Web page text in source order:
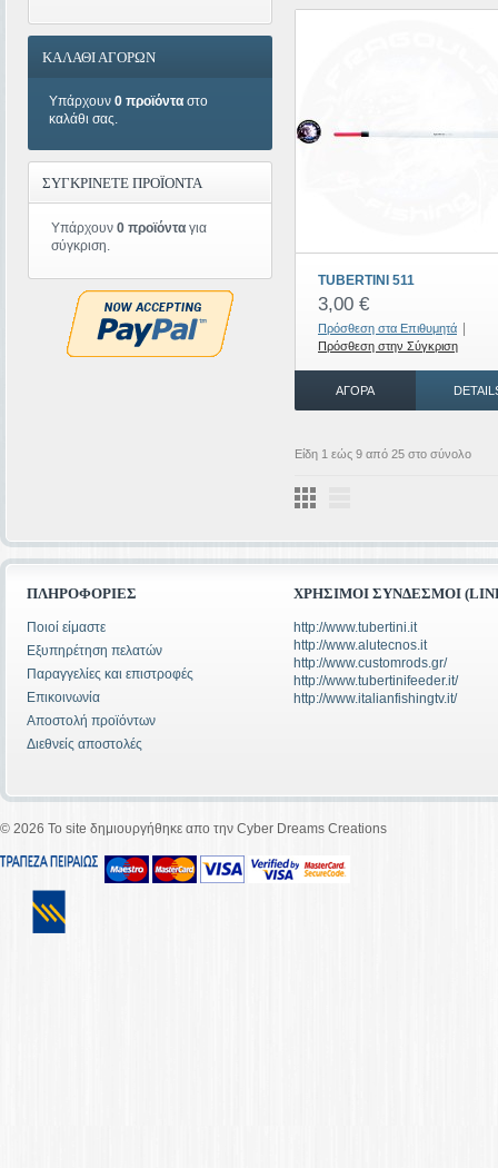
TUBERTINI 511
3,00 €
Πρόσθεση στα Επιθυμητά
Πρόσθεση στην Σύγκριση
ΑΓΟΡΆ
Είδη 1 εώς 9 από 25 στο σύνολο
ΚΑΛΑΘΙ ΑΓΟΡΩΝ
Υπάρχουν 0 προϊόντα στο
καλάθι σας.
ΣΥΓΚΡΙΝΕΤΕ ΠΡΟΪΟΝΤΑ
Υπάρχουν 0 προϊόντα για
σύγκριση.
ΠΛΗΡΟΦΟΡΊΕΣ
Ποιοί είμαστε
Εξυπηρέτηση πελατών
Παραγγελίες και επιστροφές
Επικοινωνία
Αποστολή προϊόντων
Διεθνείς αποστολές
ΧΡΉΣΙΜΟΙ ΣΎΝΔΕΣΜΟΙ
http://www.tubertini.it
http://www.alutecnos.it
http://www.customrods.gr/
http://www.tubertinifeeder.it/
http://www.italianfishingtv.it/
© 2026 To site δημιουργήθηκε απο την Cyber Dreams Creations